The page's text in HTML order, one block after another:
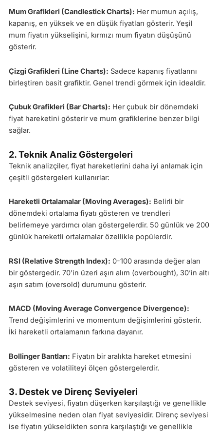
Mum Grafikleri (Candlestick Charts): Her mumun açılış,
kapanış, en yüksek ve en düşük fiyatları gösterir. Yeşil
mum fiyatın yükselişini, kırmızı mum fiyatın düşüşünü
gösterir.
Çizgi Grafikleri (Line Charts): Sadece kapanış fiyatlarını
birleştiren basit grafiktir. Genel trendi görmek için idealdir.
Çubuk Grafikleri (Bar Charts): Her çubuk bir dönemdeki
fiyat hareketini gösterir ve mum grafiklerine benzer bilgi
sağlar.
2. Teknik Analiz Göstergeleri
Teknik analizçiler, fiyat hareketlerini daha iyi anlamak için
çeşitli göstergeleri kullanırlar:
Hareketli Ortalamalar (Moving Averages): Belirli bir
dönemdeki ortalama fiyatı gösteren ve trendleri
belirlemeye yardımcı olan göstergelerdir. 50 günlük ve 200
günlük hareketli ortalamalar özellikle popülerdir.
RSI (Relative Strength Index): 0-100 arasında değer alan
bir göstergedir. 70’in üzeri aşırı alım (overbought), 30’in altı
aşırı satım (oversold) durumunu gösterir.
MACD (Moving Average Convergence Divergence):
Trend değişimlerini ve momentum değişimlerini gösterir.
İki hareketli ortalamanın farkına dayanır.
Bollinger Bantları: Fiyatın bir aralıkta hareket etmesini
gösteren ve volatiliteyi ölçen göstergelerdir.
3. Destek ve Direnç Seviyeleri
Destek seviyesi, fiyatın düşerken karşılaştığı ve genellikle
yükselmesine neden olan fiyat seviyesidir. Direnç seviyesi
ise fiyatın yükseldikten sonra karşılaştığı ve genellikle